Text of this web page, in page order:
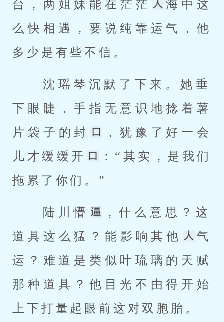
台，两姐妹能在茫茫
海中这
么快相遇，要说纯靠运气，他
多少是有些不信。
下眼睫，手指无意识地捻着薯
片袋子的封
，犹豫了好一会
儿才缓缓开
：“其实，是我们
拖累了你们。”
陆川懵
，什么意思？这
道具这么猛？能影响其他
气
运？难道是类似叶琉璃的天赋
那种道具？他目光不由得开始
上下打量起眼前这对双胞胎。